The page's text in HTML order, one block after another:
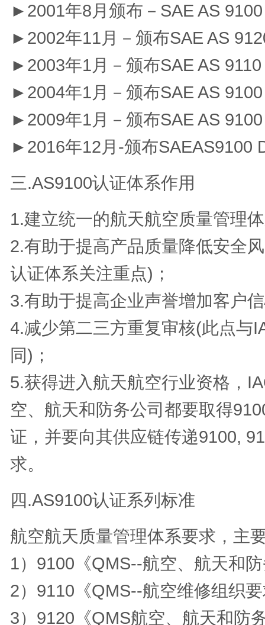
►2001年8月颁布－SAE AS
►2002年11月－颁布SAE AS
►2003年1月－颁布SAE AS 9110
►2004年1月－颁布SAE AS
►2009年1月－颁布SAE AS
►2016年12月-颁布SAEAS9100
三.AS9100认证体系作用
1.建立统一的航天航空质量管理
2.有助于提高产品质量降低安全
认证体系关注重点)；
3.有助于提高企业声誉增加客户
4.减少第二三方重复审核(此点与
同)；
5.获得进入航天航空行业资格，
空、航天和防务公司都要取得
证，并要向其供应链传递9100,
求。
四.AS9100认证系列标准
航空航天质量管理体系要求，主
1）9100《QMS--航空、航天和
2）9110《QMS--航空维修组织
3）9120《QMS航空、航天和防